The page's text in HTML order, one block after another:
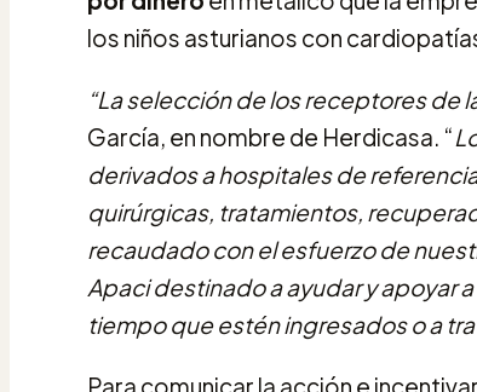
los niños asturianos con
“La selección de los receptores de
García, en nombre de Herdicasa. “
derivados a hospitales de
quirúrgicas, tratamientos,
recaudado con el esfuerzo de
Apaci destinado a ayudar y apoyar
tiempo que estén ingresados o a
Para comunicar la acción e